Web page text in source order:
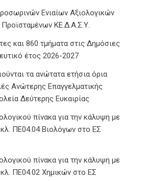
Ενιαίων Αξιολογικών
ΚΕ.Δ.Α.Σ.Υ.
και 860 τμήματα στις Δημόσιες
έτος 2026-2027
τα ανώτατα ετήσια όρια
Ανώτερης Επαγγελματικής
Δεύτερης Ευκαιρίας
πίνακα για την κάλυψη με
ΠΕ04.04 Βιολόγων στο ΕΣ
πίνακα για την κάλυψη με
ΠΕ04.02 Χημικών στο ΕΣ